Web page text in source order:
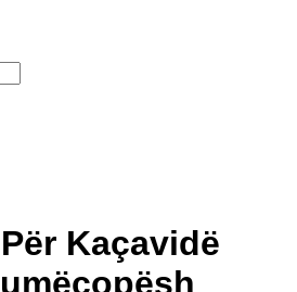
Kaçavidë